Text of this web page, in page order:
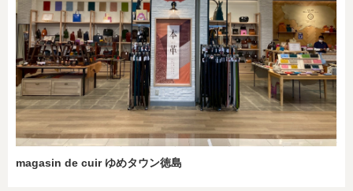
magasin de cuir ゆめタウン徳島